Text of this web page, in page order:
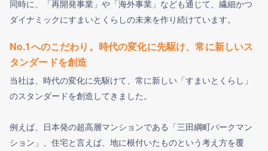
同時に、「再開発事業」や「海外事業」なども通じて、繊細かつ
ダイナミックにすまいとくらしの未来を作り続けています。
No.1へのこだわり。時代の変化に先駆け、常に新しいス
タンダードを創造
当社は、時代の変化に先駆けて、常に新しい「すまいとくらし」
のスタンダードを創造してきました。
例えば、日本発の超高層マンションである「三田綱町パークマン
ション」、住宅と言えば、地に根付いたものという考え方を覆
OK